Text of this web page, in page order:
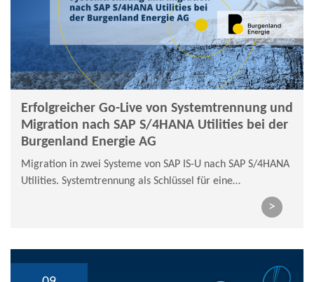
Erfolgreicher Go-Live von Systemtrennung und
Migration nach SAP S/4HANA Utilities bei der
Burgenland Energie AG
Migration in zwei Systeme von SAP IS-U nach SAP S/4HANA
Utilities. Systemtrennung als Schlüssel für eine
>